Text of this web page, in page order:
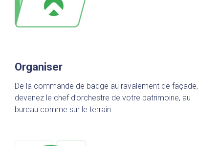
Organiser
De la commande de badge au ravalement de façade,
devenez le chef d’orchestre de votre patrimoine, au
bureau comme sur le terrain.